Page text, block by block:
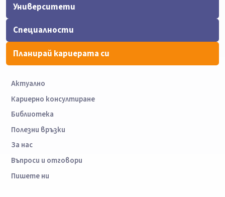
Университети
Специалности
Планирай кариерата си
Актуално
Кариерно консултиране
Библиотека
Полезни връзки
За нас
Въпроси и отговори
Пишете ни